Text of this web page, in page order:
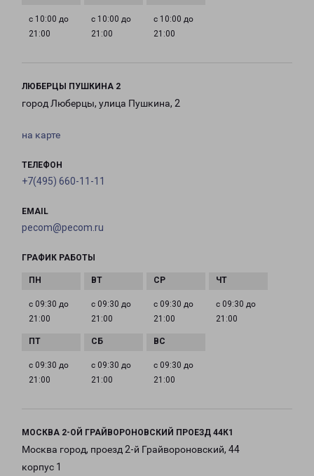
с 10:00 до
21:00
с 10:00 до
21:00
с 10:00 до
21:00
ЛЮБЕРЦЫ ПУШКИНА 2
город Люберцы, улица Пушкина, 2
на карте
ТЕЛЕФОН
+7(495) 660-11-11
EMAIL
pecom@pecom.ru
ГРАФИК РАБОТЫ
с 09:30 до
21:00
с 09:30 до
21:00
с 09:30 до
21:00
с 09:30 до
21:00
с 09:30 до
21:00
с 09:30 до
21:00
с 09:30 до
21:00
МОСКВА 2-ОЙ ГРАЙВОРОНОВСКИЙ ПРОЕЗД 44К1
Москва город, проезд 2-й Грайвороновский, 44
корпус 1